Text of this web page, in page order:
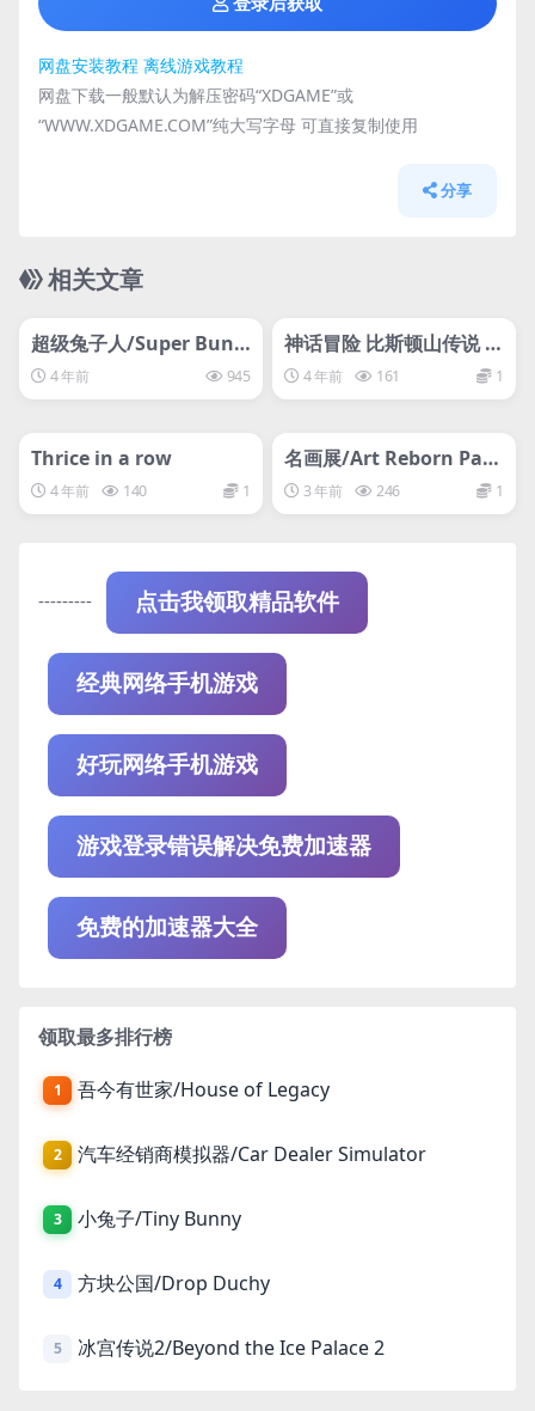
网盘安装教程 离线游戏教程
网盘下载一般默认为解压密码“XDGAME”或
“WWW.XDGAME.COM”纯大写字母 可直接复制使用
分享
相关文章
steam账号离线
超级兔子人/Super Bunn
y Man
4 年前 945
steam账号离线
神话冒险 比斯顿山传说 T
he Tale of Bistun
4 年前 161 1
Thrice in a row
4 年前 140 1
steam账号离线
名画展/Art Reborn Pain
ting Connoisseur
3 年前 246 1
--------- 点击我领取精品软件
经典网络手机游戏
好玩网络手机游戏
游戏登录错误解决免费加速器
免费的加速器大全
领取最多排行榜
1 吾今有世家/House of Legacy
2 汽车经销商模拟器/Car Dealer Simulator
3 小兔子/Tiny Bunny
4 方块公国/Drop Duchy
5 冰宫传说2/Beyond the Ice Palace 2